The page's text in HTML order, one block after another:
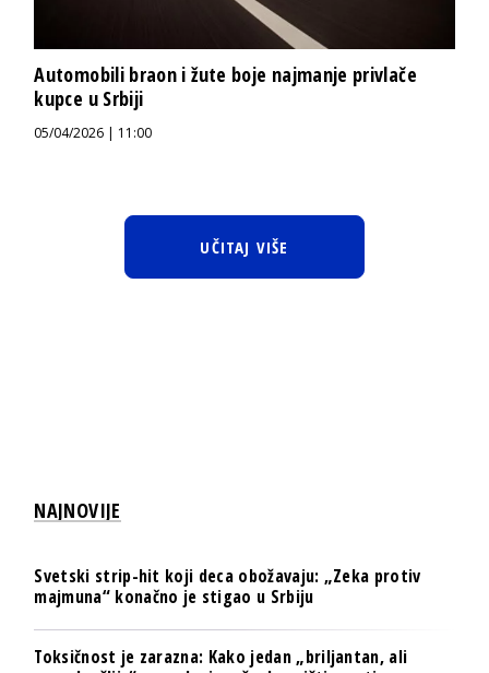
Automobili braon i žute boje najmanje privlače
kupce u Srbiji
05/04/2026 | 11:00
UČITAJ VIŠE
NAJNOVIJE
Svetski strip-hit koji deca obožavaju: „Zeka protiv
majmuna“ konačno je stigao u Srbiju
Toksičnost je zarazna: Kako jedan „briljantan, ali